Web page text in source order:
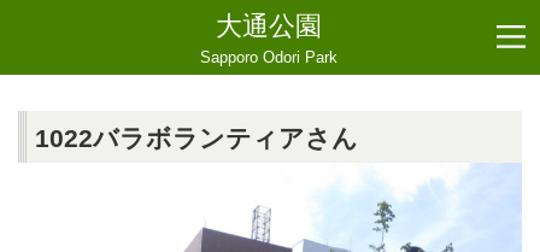
大通公園
Sapporo Odori Park
1022バラボランティアさん